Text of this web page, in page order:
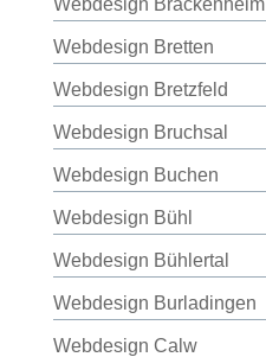
Webdesign Brackenheim
Webdesign Bretten
Webdesign Bretzfeld
Webdesign Bruchsal
Webdesign Buchen
Webdesign Bühl
Webdesign Bühlertal
Webdesign Burladingen
Webdesign Calw